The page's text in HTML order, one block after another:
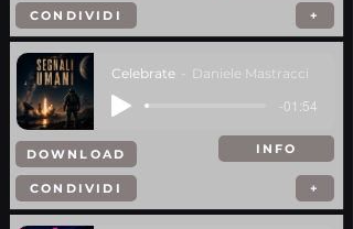
CONDIVIDI +
Celebrate Daniele Mastracci
-01:54
DOWNLOAD
CONDIVIDI
INFO
+